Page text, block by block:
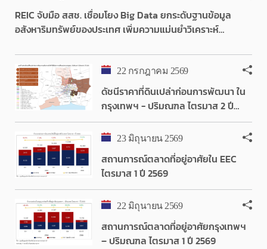
REIC จับมือ สสช. เชื่อมโยง Big Data ยกระดับฐานข้อมูล
อสังหาริมทรัพย์ของประเทศ เพิ่มความแม่นยำวิเคราะห์
22 กรกฎาคม 2569
ดัชนีราคาที่ดินเปล่าก่อนการพัฒนา ใน
กรุงเทพฯ - ปริมณฑล ไตรมาส 2 ปี
2569
23 มิถุนายน 2569
สถานการณ์ตลาดที่อยู่อาศัยใน EEC
ไตรมาส 1 ปี 2569
22 มิถุนายน 2569
สถานการณ์ตลาดที่อยู่อาศัยกรุงเทพฯ
– ปริมณฑล ไตรมาส 1 ปี 2569